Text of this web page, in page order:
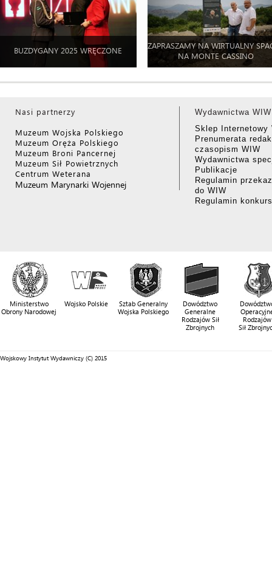
BUZDYGANY 2025 WRĘCZONE
ZAPRASZAMY NA WIRTUALNY
NA MONTE CASSINO
Nasi partnerzy
Muzeum Wojska Polskiego
Muzeum Oręża Polskiego
Muzeum Broni Pancernej
Muzeum Sił Powietrznych
Centrum Weterana
Muzeum Marynarki Wojennej
Wydawnictwa WIW
Sklep Internetowy
Prenumerata
czasopism WIW
Wydawnictwa
Publikacje
Regulamin
do WIW
Regulamin
Ministerstwo
Obrony Narodowej
Wojsko Polskie
Sztab Generalny
Wojska Polskiego
Dowództwo
Generalne
Rodzajów Sił
Zbrojnych
Rodzajów
Sił
Wojskowy Instytut Wydawniczy (C) 2015